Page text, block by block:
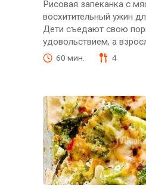
Рисовая запеканка с
восхитительный ужин
Дети съедают свою
удовольствием, а
60 мин. 4